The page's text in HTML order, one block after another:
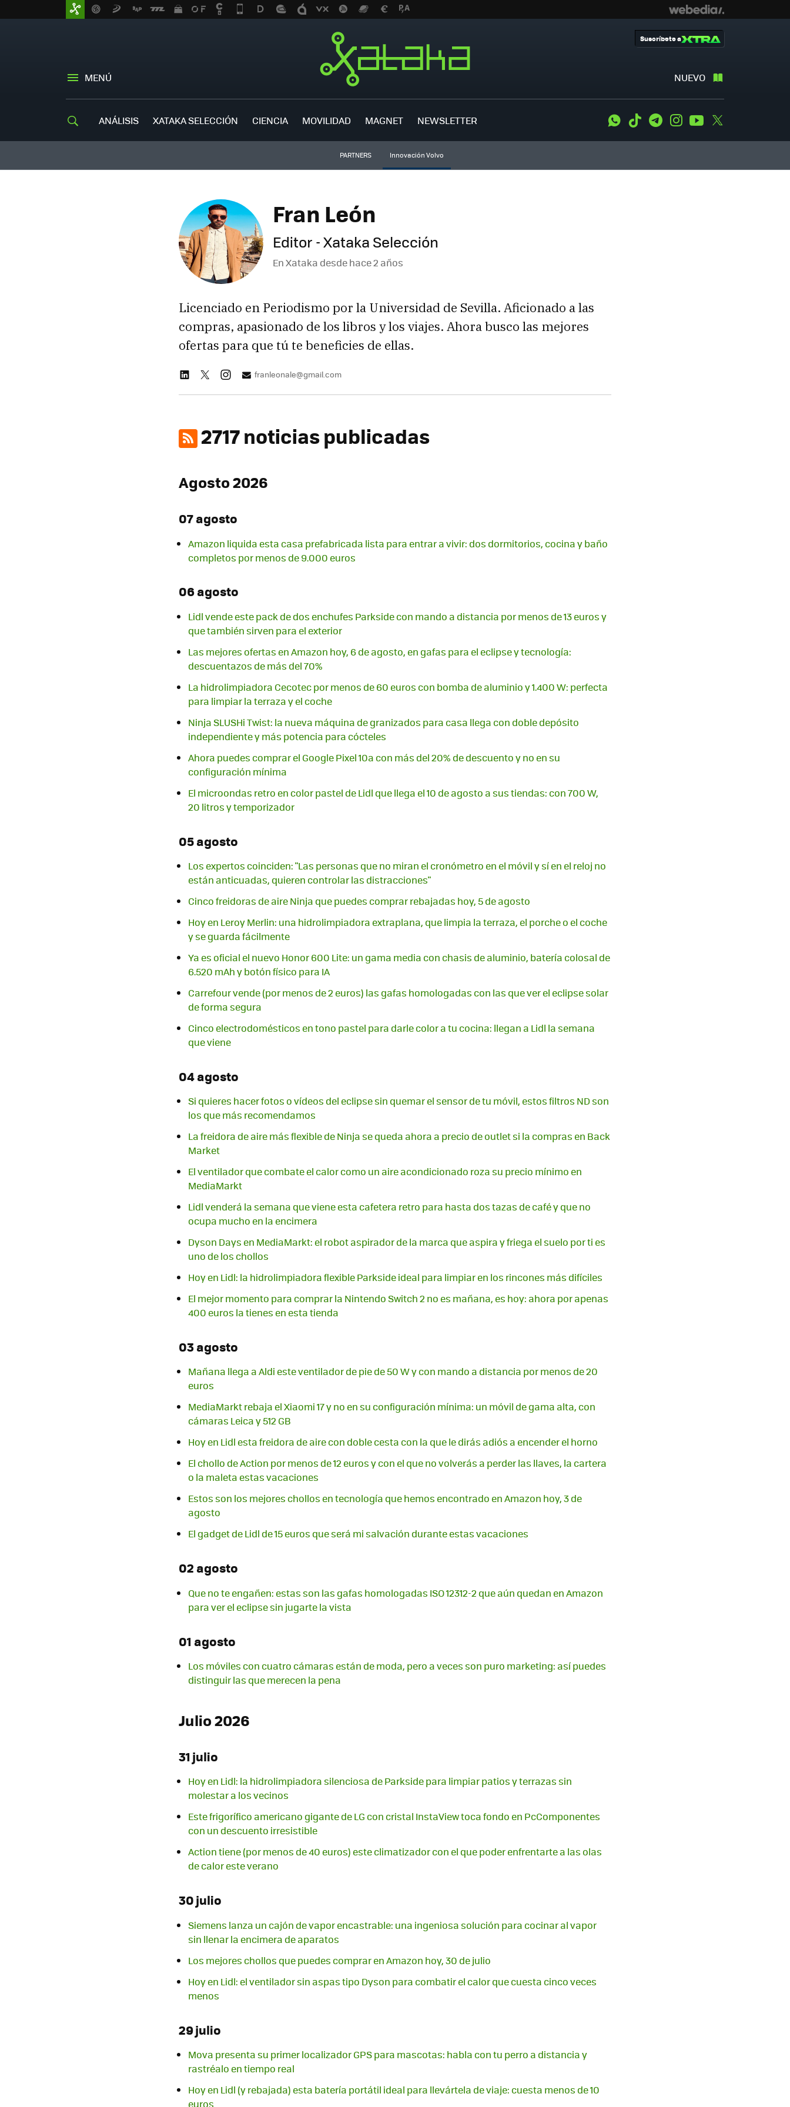
MENÚ NUEVO
Suscríbete a
ANÁLISIS XATAKA SELECCIÓN CIENCIA MOVILIDAD MAGNET NEWSLETTER WhatsApp
Tiktok TelegramInstagramYoutube
PARTNERS Innovación Volvo
Fran León
Editor - Xataka Selección
En Xataka desdehace 2 años
Licenciado en Periodismo por la Universidad de Sevilla. Aficionado a las
compras, apasionado de los libros y los viajes. Ahora busco las mejores
ofertas para que tú te beneficies de ellas.
franleonale@gmail.com
2717 noticias publicadas
Agosto 2026
07 agosto
Amazon liquida esta casa prefabricada lista para entrar a vivir: dos dormitorios, cocina y baño
completos por menos de 9.000 euros
06 agosto
Lidl vende este pack de dos enchufes Parkside con mando a distancia por menos de 13 euros y
que también sirven para el exterior
Las mejores ofertas en Amazon hoy, 6 de agosto, en gafas para el eclipse y tecnología:
descuentazos de más del 70%
La hidrolimpiadora Cecotec por menos de 60 euros con bomba de aluminio y 1.400 W: perfecta
para limpiar la terraza y el coche
Ninja SLUSHi Twist: la nueva máquina de granizados para casa llega con doble depósito
independiente y más potencia para cócteles
Ahora puedes comprar el Google Pixel 10a con más del 20% de descuento y no en su
configuración mínima
El microondas retro en color pastel de Lidl que llega el 10 de agosto a sus tiendas: con 700 W,
20 litros y temporizador
05 agosto
Los expertos coinciden: "Las personas que no miran el cronómetro en el móvil y sí en el reloj no
están anticuadas, quieren controlar las distracciones"
Cinco freidoras de aire Ninja que puedes comprar rebajadas hoy, 5 de agosto
Hoy en Leroy Merlin: una hidrolimpiadora extraplana, que limpia la terraza, el porche o el coche
y se guarda fácilmente
Ya es oficial el nuevo Honor 600 Lite: un gama media con chasis de aluminio, batería colosal de
6.520 mAh y botón físico para IA
Carrefour vende (por menos de 2 euros) las gafas homologadas con las que ver el eclipse solar
de forma segura
Cinco electrodomésticos en tono pastel para darle color a tu cocina: llegan a Lidl la semana
que viene
04 agosto
Si quieres hacer fotos o vídeos del eclipse sin quemar el sensor de tu móvil, estos filtros ND son
los que más recomendamos
La freidora de aire más flexible de Ninja se queda ahora a precio de outlet si la compras en Back
Market
El ventilador que combate el calor como un aire acondicionado roza su precio mínimo en
MediaMarkt
Lidl venderá la semana que viene esta cafetera retro para hasta dos tazas de café y que no
ocupa mucho en la encimera
Dyson Days en MediaMarkt: el robot aspirador de la marca que aspira y friega el suelo por ti es
uno de los chollos
Hoy en Lidl: la hidrolimpiadora flexible Parkside ideal para limpiar en los rincones más difíciles
El mejor momento para comprar la Nintendo Switch 2 no es mañana, es hoy: ahora por apenas
400 euros la tienes en esta tienda
03 agosto
Mañana llega a Aldi este ventilador de pie de 50 W y con mando a distancia por menos de 20
euros
MediaMarkt rebaja el Xiaomi 17 y no en su configuración mínima: un móvil de gama alta, con
cámaras Leica y 512 GB
Hoy en Lidl esta freidora de aire con doble cesta con la que le dirás adiós a encender el horno
El chollo de Action por menos de 12 euros y con el que no volverás a perder las llaves, la cartera
o la maleta estas vacaciones
Estos son los mejores chollos en tecnología que hemos encontrado en Amazon hoy, 3 de
agosto
El gadget de Lidl de 15 euros que será mi salvación durante estas vacaciones
02 agosto
Que no te engañen: estas son las gafas homologadas ISO 12312-2 que aún quedan en Amazon
para ver el eclipse sin jugarte la vista
01 agosto
Los móviles con cuatro cámaras están de moda, pero a veces son puro marketing: así puedes
distinguir las que merecen la pena
Julio 2026
31 julio
Hoy en Lidl: la hidrolimpiadora silenciosa de Parkside para limpiar patios y terrazas sin
molestar a los vecinos
Este frigorífico americano gigante de LG con cristal InstaView toca fondo en PcComponentes
con un descuento irresistible
Action tiene (por menos de 40 euros) este climatizador con el que poder enfrentarte a las olas
de calor este verano
30 julio
Siemens lanza un cajón de vapor encastrable: una ingeniosa solución para cocinar al vapor
sin llenar la encimera de aparatos
Los mejores chollos que puedes comprar en Amazon hoy, 30 de julio
Hoy en Lidl: el ventilador sin aspas tipo Dyson para combatir el calor que cuesta cinco veces
menos
29 julio
Mova presenta su primer localizador GPS para mascotas: habla con tu perro a distancia y
rastréalo en tiempo real
Hoy en Lidl (y rebajada) esta batería portátil ideal para llevártela de viaje: cuesta menos de 10
euros